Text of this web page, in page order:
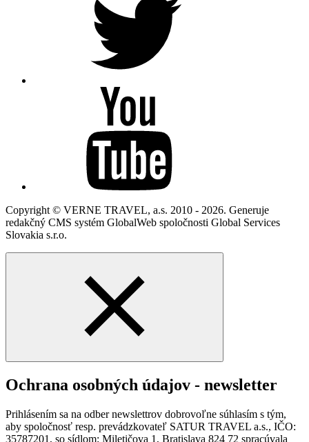
Copyright © VERNE TRAVEL, a.s. 2010 - 2026. Generuje
redakčný CMS systém GlobalWeb spoločnosti Global Services
Slovakia s.r.o.
Ochrana osobných údajov - newsletter
Prihlásením sa na odber newslettrov dobrovoľne súhlasím s tým,
aby spoločnosť resp. prevádzkovateľ SATUR TRAVEL a.s., IČO:
35787201, so sídlom: Miletičova 1, Bratislava 824 72 spracúvala